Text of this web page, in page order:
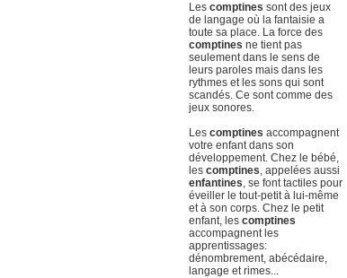
Les comptines sont des jeux
de langage où la fantaisie a
toute sa place. La force des
comptines ne tient pas
seulement dans le sens de
leurs paroles mais dans les
rythmes et les sons qui sont
scandés. Ce sont comme des
jeux sonores.
Les comptines accompagnent
votre enfant dans son
développement. Chez le bébé,
les comptines, appelées aussi
enfantines, se font tactiles pour
éveiller le tout-petit à lui-même
et à son corps. Chez le petit
enfant, les comptines
accompagnent les
apprentissages:
dénombrement, abécédaire,
langage et rimes...